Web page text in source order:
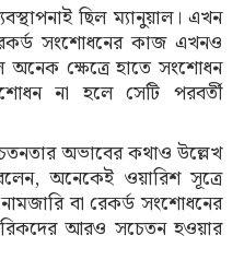
ছিল ম্যানুয়াল। এখন
সংশোধনের কাজ এখনও
ক্ষেত্রে হাতে সংশোধন
না হলে সেটি পরবর্তী
অভাবের কথাও উল্লেখ
অনেকেই ওয়ারিশ সূত্রে
বা রেকর্ড সংশোধনের
আরও সচেতন হওয়ার